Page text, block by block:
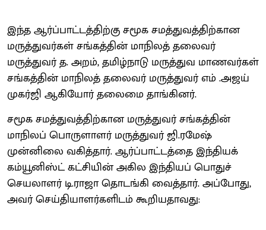
இந்த ஆர்ப்பாட்டத்திற்கு சமூக சமத்துவத்திற்கான
மருத்துவர்கள் சங்கத்தின் மாநிலத் தலைவர்
மருத்துவர் த. அறம், தமிழ்நாடு மருத்துவ மாணவர்கள்
சங்கத்தின் மாநிலத் தலைவர் மருத்துவர் எம் .அஜய்
முகர்ஜி ஆகியோர் தலைமை தாங்கினர்.
சமூக சமத்துவத்திற்கான மருத்துவர் சங்கத்தின்
மாநிலப் பொருளாளர் மருத்துவர் ஜி.ரமேஷ்
முன்னிலை வகித்தார். ஆர்ப்பாட்டத்தை இந்தியக்
கம்யூனிஸ்ட் கட்சியின் அகில இந்தியப் பொதுச்
செயலாளர் டி.ராஜா தொடங்கி வைத்தார். அப்போது,
அவர் செய்தியாளர்களிடம் கூறியதாவது: